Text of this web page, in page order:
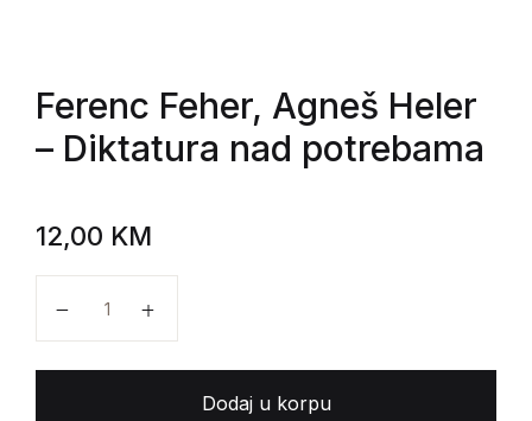
Ferenc Feher, Agneš Heler
– Diktatura nad potrebama
12,00 KM
Dodaj u korpu